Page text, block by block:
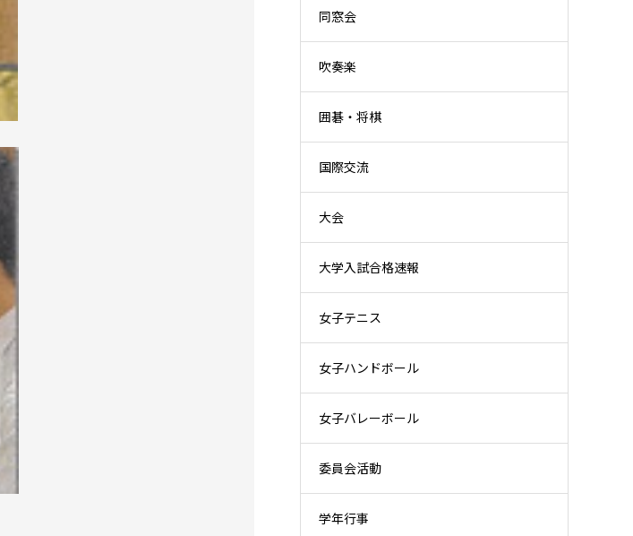
同窓会
吹奏楽
囲碁・将棋
国際交流
大会
大学入試合格速報
女子テニス
女子ハンドボール
女子バレーボール
委員会活動
学年行事